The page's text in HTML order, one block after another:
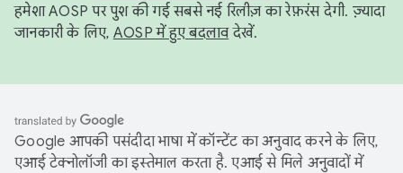
हमेशा AOSP पर पुश की गई सबसे नई रिलीज़ का रेफ़रंस देगी. ज़्यादा
जानकारी के लिए, AOSP में हुए बदलावदेखें.
Google आपकी पसंदीदा भाषा में कॉन्टेंट का अनुवाद करने के लिए,
एआई टेक्नोलॉजी का इस्तेमाल करता है. एआई से मिले अनुवादों में